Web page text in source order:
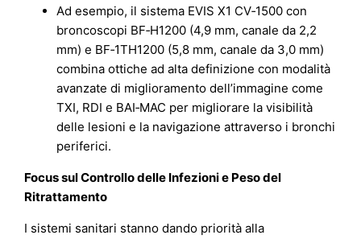
Ad esempio, il sistema EVIS X1 CV‑1500 con
broncoscopi BF‑H1200 (4,9 mm, canale da 2,2
mm) e BF‑1TH1200 (5,8 mm, canale da 3,0 mm)
combina ottiche ad alta definizione con modalità
avanzate di miglioramento dell’immagine come
TXI, RDI e BAI‑MAC per migliorare la visibilità
delle lesioni e la navigazione attraverso i bronchi
periferici.
Focus sul Controllo delle Infezioni e Peso del
Ritrattamento
I sistemi sanitari stanno dando priorità alla